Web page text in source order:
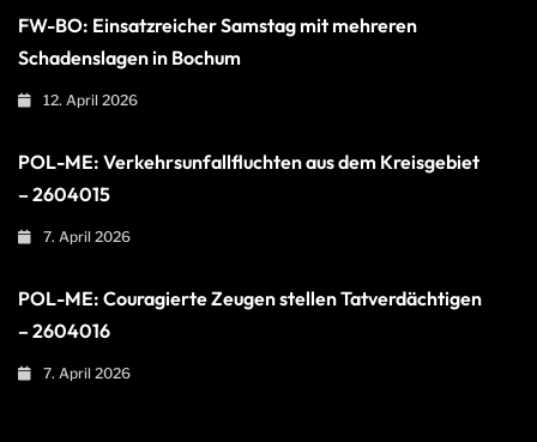
FW-BO: Einsatzreicher Samstag mit mehreren
Schadenslagen in Bochum
12. April 2026
POL-ME: Verkehrsunfallfluchten aus dem Kreisgebiet
– 2604015
7. April 2026
POL-ME: Couragierte Zeugen stellen Tatverdächtigen
– 2604016
7. April 2026